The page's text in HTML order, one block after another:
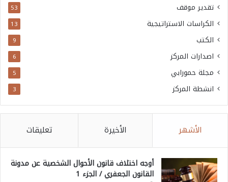
تقدير موقف 53
الكراسات الاستراتيجية 13
الكتب 9
اصدارات المركز 6
مجلة حمورابي 5
انشطة المركز 3
الأشهر الأخيرة تعليقات
أوجه اختلاف قانون الأحوال الشخصية عن مدونة
القانون الجعفري / الجزء 1